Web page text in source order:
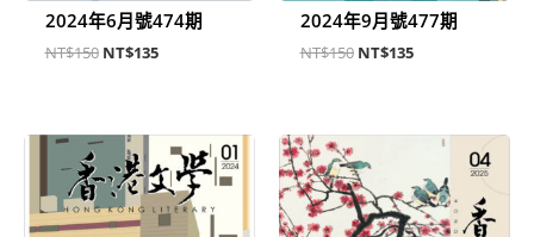
2024年6月號474期
NT$150 NT$135
2024年9月號477期
NT$150 NT$135
原
始
價
格：
NT$150。
目
前
價
格：
NT$135。
始
價
格：
NT$180。
價
格：
NT$135。